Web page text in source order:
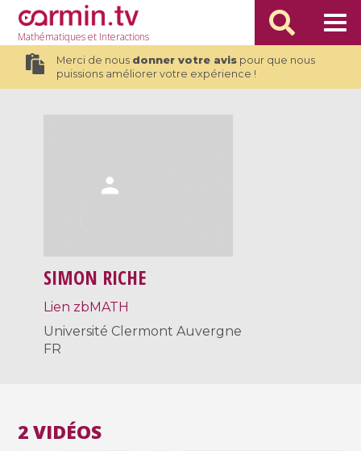
Mathématiqueset Interactions
Merci de nous donner votre avispour que nous
puissions améliorer votre expérience !
SIMON RICHE
Lien zbMATH
Université Clermont Auvergne
FR
2 VIDÉOS